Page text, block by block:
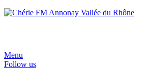
Menu
Follow us